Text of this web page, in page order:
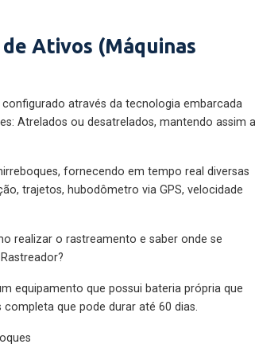
Ativos (Máquinas
através da tecnologia embarcada
Atrelados ou desatrelados, mantendo assim a
fornecendo em tempo real diversas
trajetos, hubodômetro via GPS, velocidade
realizar o rastreamento e saber onde se
equipamento que possui bateria própria que
que pode durar até 60 dias.